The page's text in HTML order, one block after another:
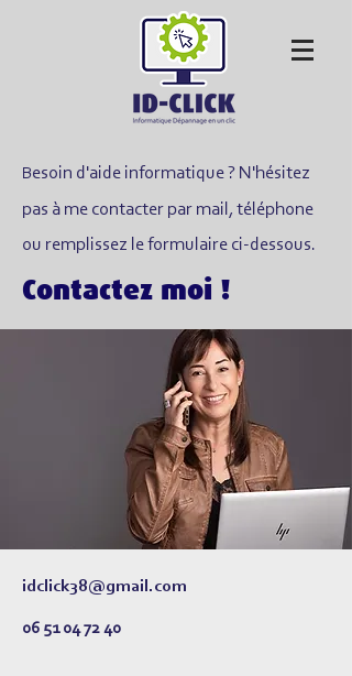
Besoin d'aide informatique ? N'hésitez
pas à me contacter par mail, téléphone
ou remplissez le formulaire ci-dessous.
Contactez moi !
idclick38@gmail.com
06 51 04 72 40